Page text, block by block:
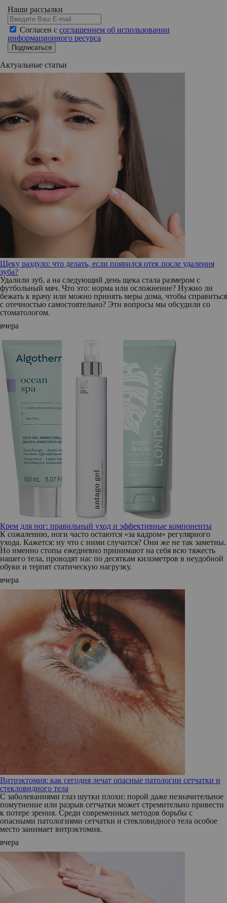
Наши рассылки
Согласен с соглашением об использовании
информационного ресурса
Подписаться
Актуальные статьи
Щеку раздуло: что делать, если появился отек после удаления
зуба?
Удалили зуб, а на следующий день щека стала размером с
футбольный мяч. Что это: норма или осложнение? Нужно ли
бежать к врачу или можно принять меры дома, чтобы справиться
с отечностью самостоятельно? Эти вопросы мы обсудили со
стоматологом.
вчера
Крем для ног: правильный уход и эффективные компоненты
К сожалению, ноги часто остаются «за кадром» регулярного
ухода. Кажется: ну что с ними случится? Они же не так заметны.
Но именно стопы ежедневно принимают на себя всю тяжесть
нашего тела, проводят нас по десяткам километров в неудобной
обуви и терпят статическую нагрузку.
вчера
Витрэктомия: как сегодня лечат опасные патологии сетчатки и
стекловидного тела
С заболеваниями глаз шутки плохи: порой даже незначительное
помутнение или разрыв сетчатки может стремительно привести
к потере зрения. Среди современных методов борьбы с
опасными патологиями сетчатки и стекловидного тела особое
место занимает витрэктомия.
вчера